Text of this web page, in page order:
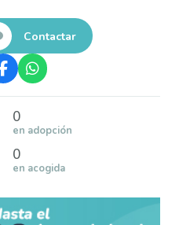
Contactar
0
en adopción
0
en acogida